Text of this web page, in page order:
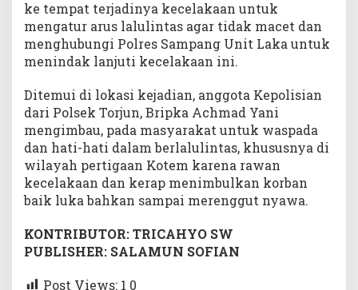
ke tempat terjadinya kecelakaan untuk
mengatur arus lalulintas agar tidak macet dan
menghubungi Polres Sampang Unit Laka untuk
menindak lanjuti kecelakaan ini.
Ditemui di lokasi kejadian, anggota Kepolisian
dari Polsek Torjun, Bripka Achmad Yani
mengimbau, pada masyarakat untuk waspada
dan hati-hati dalam berlalulintas, khususnya di
wilayah pertigaan Kotem karena rawan
kecelakaan dan kerap menimbulkan korban
baik luka bahkan sampai merenggut nyawa.
KONTRIBUTOR: TRICAHYO SW
PUBLISHER: SALAMUN SOFIAN
Post Views: 1 0